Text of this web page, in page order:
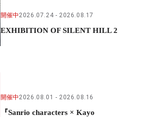
開催中2026.07.24 2026.08.17
EXHIBITION OF SILENT HILL 2
開催中2026.08.01 2026.08.16
『Sanrio characters × Kayo